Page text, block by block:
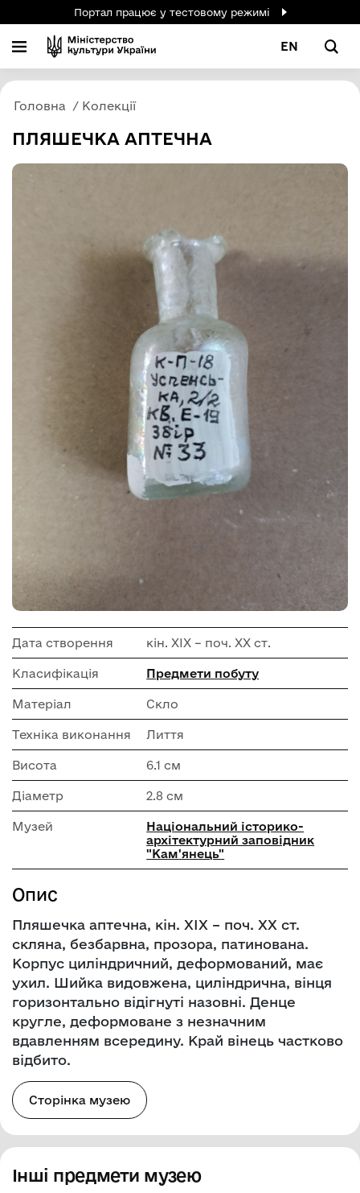
Портал працює у тестовому режимі
EN
Головна Колекції
ПЛЯШЕЧКА АПТЕЧНА
Дата створення кін. ХІХ – поч. ХХ ст.
Класифікація Предмети побуту
Матеріал Скло
Техніка виконання Лиття
Висота 6.1 см
Діаметр 2.8 см
Музей
Національний історико-
архітектурний заповідник
"Кам'янець"
Опис
Пляшечка аптечна, кін. ХІХ – поч. ХХ ст.
скляна, безбарвна, прозора, патинована.
Корпус циліндричний, деформований, має
ухил. Шийка видовжена, циліндрична, вінця
горизонтально відігнуті назовні. Денце
кругле, деформоване з незначним
вдавленням всередину. Край вінець частково
відбито.
Сторінка музею
Інші предмети музею